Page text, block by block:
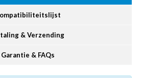
& Verzending
Garantie & FAQs